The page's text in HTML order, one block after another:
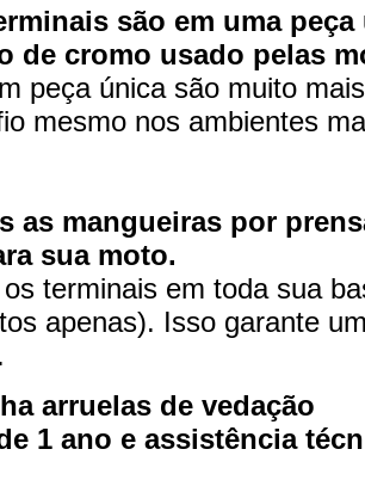
são em uma
de cromo usado pelas
peça única são muito
mesmo nos ambientes
as mangueiras por
sua moto.
terminais em toda sua
apenas). Isso garante
arruelas de vedação
1 ano e assistência